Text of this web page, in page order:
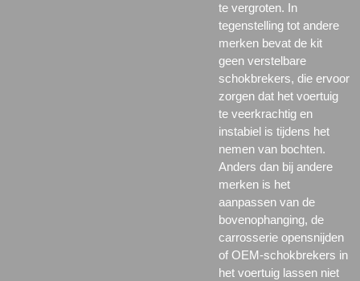
te vergroten. In
tegenstelling tot andere
merken bevat de kit
geen verstelbare
schokbrekers, die ervoor
zorgen dat het voertuig
te veerkrachtig en
instabiel is tijdens het
nemen van bochten.
Anders dan bij andere
merken is het
aanpassen van de
bovenophanging, de
carrosserie opensnijden
of OEM-schokbrekers in
het voertuig lassen niet